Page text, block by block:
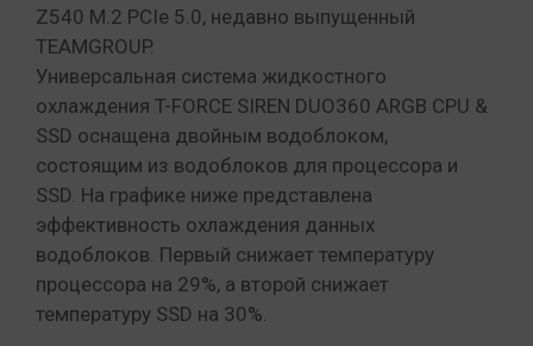
Z540 M.2 PCIe 5.0, недавно выпущенный
TEAMGROUP.
Универсальная система жидкостного
охлаждения T-FORCE SIREN DUO360 ARGB CPU &
SSD оснащена двойным водоблоком,
состоящим из водоблоков для процессора и
SSD. На графике ниже представлена
эффективность охлаждения данных
водоблоков. Первый снижает температуру
процессора на 29%, а второй снижает
температуру SSD на 30%.